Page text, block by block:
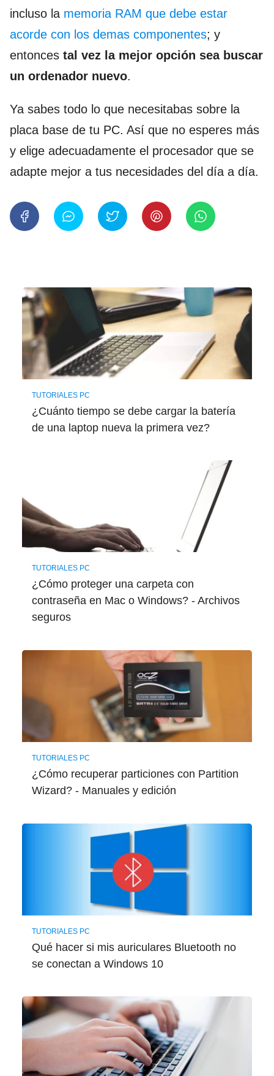
incluso la memoria RAM que debe estar
acorde con los demas componentes; y
entonces tal vez la mejor opción sea buscar
un ordenador nuevo.
Ya sabes todo lo que necesitabas sobre la
placa base de tu PC. Así que no esperes más
y elige adecuadamente el procesador que se
adapte mejor a tus necesidades del día a día.
TUTORIALES PC
¿Cuánto tiempo se debe cargar la batería
de una laptop nueva la primera vez?
TUTORIALES PC
¿Cómo proteger una carpeta con
contraseña en Mac o Windows? - Archivos
seguros
TUTORIALES PC
¿Cómo recuperar particiones con Partition
Wizard? - Manuales y edición
TUTORIALES PC
Qué hacer si mis auriculares Bluetooth no
se conectan a Windows 10